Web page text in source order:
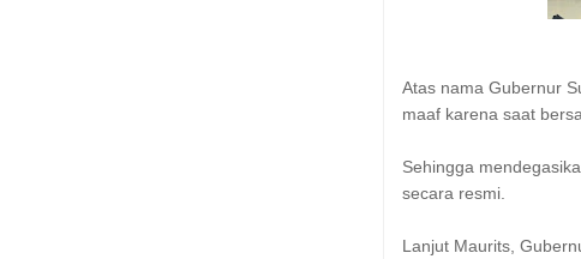
Atas nama Gubernur
maaf karena saat
Sehingga
secara resmi.
Lanjut Maurits,